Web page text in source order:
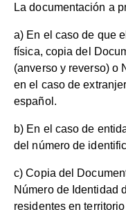
La documentación a
a) En el caso de que
física, copia del
(anverso y reverso) o
en el caso de
español.
b) En el caso de
del número de
c) Copia del
Número de Identidad
residentes en